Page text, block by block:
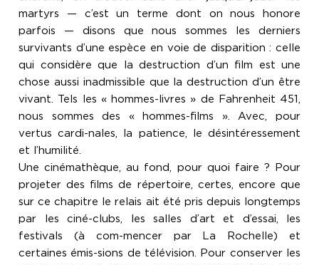
martyrs — c’est un terme dont on nous honore
parfois — disons que nous sommes les derniers
survivants d’une espèce en voie de disparition : celle
qui considère que la destruction d’un film est une
chose aussi inadmissible que la destruction d’un être
vivant. Tels les « hommes-livres » de Fahrenheit 451,
nous sommes des « hommes-films ». Avec, pour
vertus cardi-nales, la patience, le désintéressement
et l’humilité.
Une cinémathèque, au fond, pour quoi faire ? Pour
projeter des films de répertoire, certes, encore que
sur ce chapitre le relais ait été pris depuis longtemps
par les ciné-clubs, les salles d’art et d’essai, les
festivals (à com-mencer par La Rochelle) et
certaines émis-sions de télévision. Pour conserver les